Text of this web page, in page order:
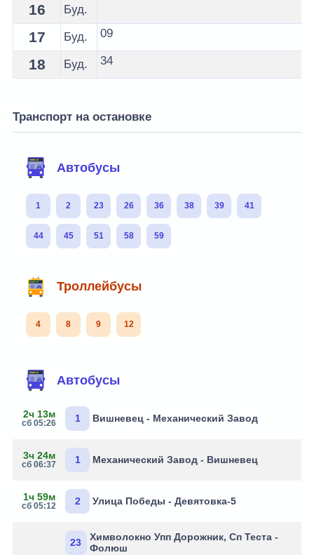
16 Буд.
17 Буд. 09
18 Буд. 34
Транспорт на остановке
Автобусы
1 2 23 26 36 38 39 41
44 45 51 58 59
Троллейбусы
4 8 9 12
Автобусы
2ч 13м
сб 05:26 1 Вишневец - Механический Завод
3ч 24м
сб 06:37 1 Механический Завод - Вишневец
1ч 59м
сб 05:12 2 Улица Победы - Девятовка-5
23
Химволокно Упп Дорожник, Сп Теста -
Фолюш